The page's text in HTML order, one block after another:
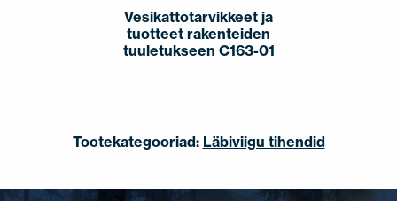
Vesikattotarvikkeet ja
tuotteet rakenteiden
tuuletukseen C163-01
Tootekategooriad: Läbiviigu tihendid